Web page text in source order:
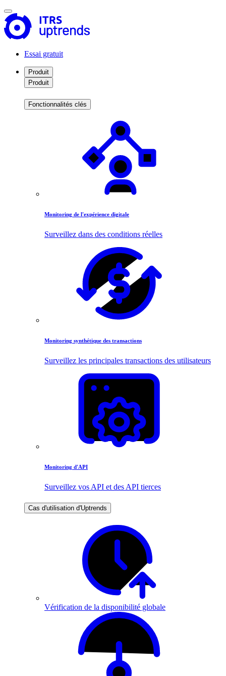
Essai gratuit
Produit
Produit
Fonctionnalités clés
Monitoring de l'expérience digitale
Surveillez dans des conditions réelles
Monitoring synthétique des transactions
Surveillez les principales transactions des utilisateurs
Monitoring d'API
Surveillez vos API et des API tierces
Cas d'utilisation d'Uptrends
Vérification de la disponibilité globale